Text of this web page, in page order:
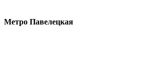
Метро Павелецкая